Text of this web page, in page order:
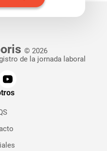
© 2026
de la jornada laboral